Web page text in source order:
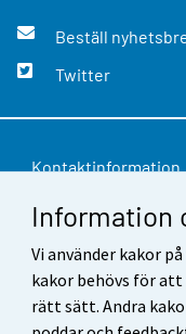
Information
Vi använder kakor
kakor behövs för
rätt sätt. Andra
Beställ
Twitter
Kontaktinformation
Respons
Användarvillkor
Dataskydd